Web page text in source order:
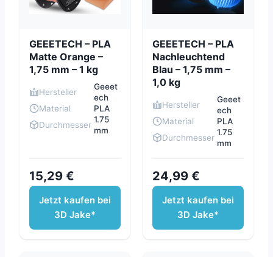
GEEETECH – PLA
Matte Orange –
1,75 mm – 1 kg
Hersteller
Geeet
ech
Material
PLA
Durchmesser
1.75
mm
15,29 €
Jetzt kaufen bei
3D Jake*
GEEETECH – PLA
Nachleuchtend
Blau – 1,75 mm –
1,0 kg
Hersteller
Geeet
ech
Material
PLA
Durchmesser
1.75
mm
24,99 €
Jetzt kaufen bei
3D Jake*